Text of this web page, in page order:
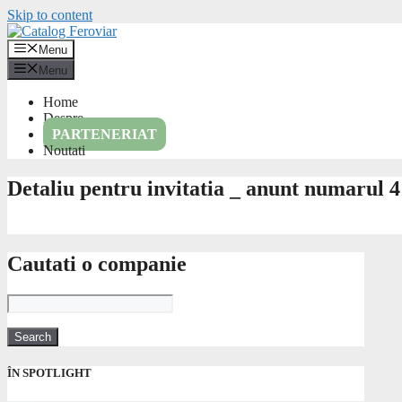
Skip to content
Menu
Menu
Home
Despre
PARTENERIAT
Noutati
Detaliu pentru invitatia _ anunt numarul
Cautati o companie
ÎN SPOTLIGHT